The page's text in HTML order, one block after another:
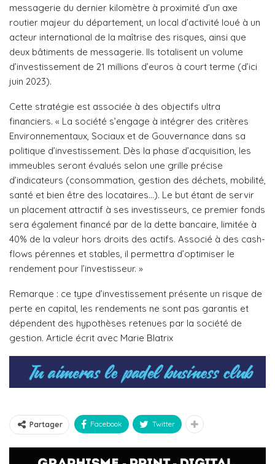
messagerie du dernier kilomètre à proximité d’un axe
routier majeur du département, un local d’activité loué à un
acteur international de la maîtrise des risques, ainsi que
deux bâtiments de messagerie. Ils totalisent un volume
d’investissement de 21 millions d’euros à court terme (d’ici
juin 2023).
Cette stratégie est associée à des objectifs ultra
financiers. « La société s’engage à intégrer des critères
Environnementaux, Sociaux et de Gouvernance dans sa
politique d’investissement. Dès la phase d’acquisition, les
immeubles seront évalués selon une grille précise
d’indicateurs (consommation, gestion des déchets, mobilité,
santé et bien être des locataires…). Le but étant de servir
un placement attractif à ses investisseurs, ce premier fonds
sera également financé par de la dette bancaire, limitée à
40% de la valeur hors droits des actifs. Associé à des cash-
flows pérennes et stables, il permettra d’optimiser le
rendement pour l’investisseur. »
Remarque : ce type d’investissement présente un risque de
perte en capital, les rendements ne sont pas garantis et
dépendent des hypothèses retenues par la société de
gestion. Article écrit avec Marie Blatrix
Partager Facebook Twitter